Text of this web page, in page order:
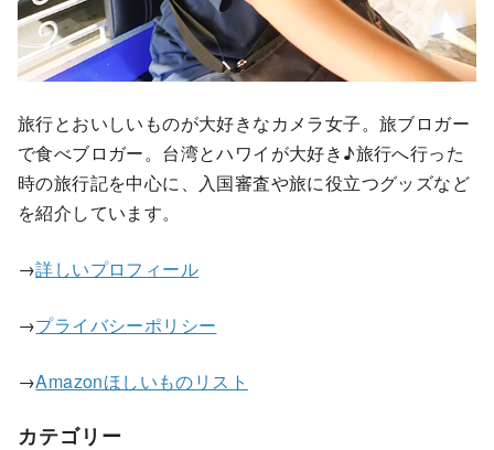
旅行とおいしいものが大好きなカメラ女子。旅ブロガー
で食べブロガー。台湾とハワイが大好き♪旅行へ行った
時の旅行記を中心に、入国審査や旅に役立つグッズなど
を紹介しています。
→詳しいプロフィール
→プライバシーポリシー
→Amazonほしいものリスト
カテゴリー